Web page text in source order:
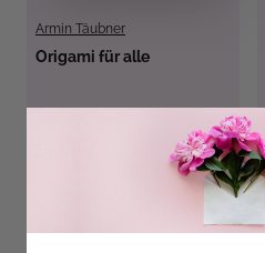
Armin Täubner
Origami für alle